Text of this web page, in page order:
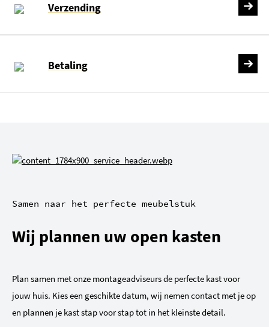
Verzending
Betaling
Samen naar het perfecte meubelstuk
Wij plannen uw open kasten
Plan samen met onze montageadviseurs de perfecte kast voor
jouw huis. Kies een geschikte datum, wij nemen contact met je op
en plannen je kast stap voor stap tot in het kleinste detail.